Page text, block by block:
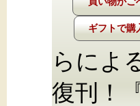
ギフトで購
らによ
復刊！